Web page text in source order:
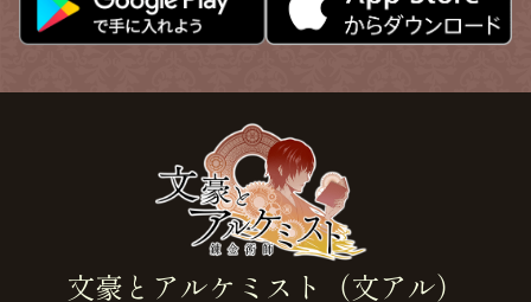
文豪とアルケミスト（文アル）